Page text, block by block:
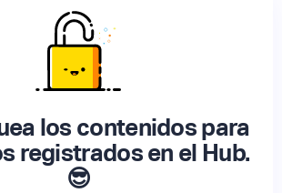
los contenidos para
registrados en el Hub.
😎